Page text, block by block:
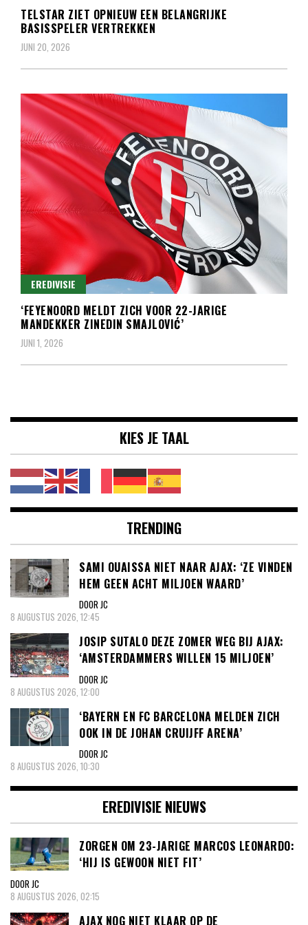
TELSTAR ZIET OPNIEUW EEN BELANGRIJKE
BASISSPELER VERTREKKEN
JUNI 20, 2026
EREDIVISIE
‘FEYENOORD MELDT ZICH VOOR 22-JARIGE
MANDEKKER ZINEDIN SMAJLOVIĆ’
JUNI 1, 2026
KIES JE TAAL
TRENDING
SAMI OUAISSA NIET NAAR AJAX: ‘ZE VINDEN
HEM GEEN ACHT MILJOEN WAARD’
DOOR JC
8 AUGUSTUS 2026, 12:45
JOSIP SUTALO DEZE ZOMER WEG BIJ AJAX:
‘AMSTERDAMMERS WILLEN 15 MILJOEN’
DOOR JC
8 AUGUSTUS 2026, 12:00
‘BAYERN EN FC BARCELONA MELDEN ZICH
OOK IN DE JOHAN CRUIJFF ARENA’
DOOR JC
8 AUGUSTUS 2026, 10:30
EREDIVISIE NIEUWS
ZORGEN OM 23-JARIGE MARCOS LEONARDO:
‘HIJ IS GEWOON NIET FIT’
DOOR JC
8 AUGUSTUS 2026, 02:15
AJAX NOG NIET KLAAR OP DE